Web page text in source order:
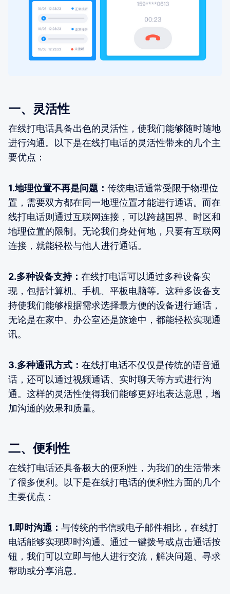
一、灵活性
在线打电话具备出色的灵活性，使我们能够随时随地
进行沟通。以下是在线打电话的灵活性带来的几个主
要优点：
1.地理位置不再是问题： 传统电话通常受限于物理位
置，需要双方都在同一地理位置才能进行通话。而在
线打电话则通过互联网连接，可以跨越国界、时区和
地理位置的限制。无论我们身处何地，只要有互联网
连接，就能轻松与他人进行通话。
2.多种设备支持： 在线打电话可以通过多种设备实
现，包括计算机、手机、平板电脑等。这种多设备支
持使我们能够根据需求选择最方便的设备进行通话，
无论是在家中、办公室还是旅途中，都能轻松实现通
讯。
3.多种通讯方式： 在线打电话不仅仅是传统的语音通
话，还可以通过视频通话、实时聊天等方式进行沟
通。这样的灵活性使得我们能够更好地表达意思，增
加沟通的效果和质量。
二、便利性
在线打电话还具备极大的便利性，为我们的生活带来
了很多便利。以下是在线打电话的便利性方面的几个
主要优点：
1.即时沟通： 与传统的书信或电子邮件相比，在线打
电话能够实现即时沟通。通过一键拨号或点击通话按
钮，我们可以立即与他人进行交流，解决问题、寻求
帮助或分享消息。